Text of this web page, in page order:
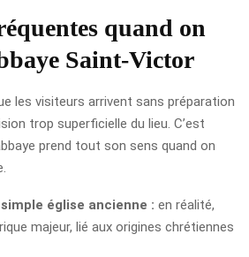
quand on
Saint-Victor
les visiteurs arrivent sans préparation
trop superficielle du lieu. C’est
prend tout son sens quand on
église ancienne : en réalité,
majeur, lié aux origines chrétiennes